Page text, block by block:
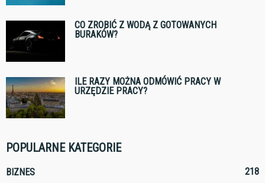
CO ZROBIĆ Z WODĄ Z GOTOWANYCH
BURAKÓW?
ILE RAZY MOŻNA ODMÓWIĆ PRACY W
URZĘDZIE PRACY?
POPULARNE KATEGORIE
BIZNES
218